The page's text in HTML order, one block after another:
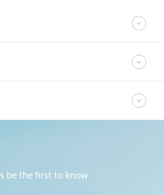
be the first to know